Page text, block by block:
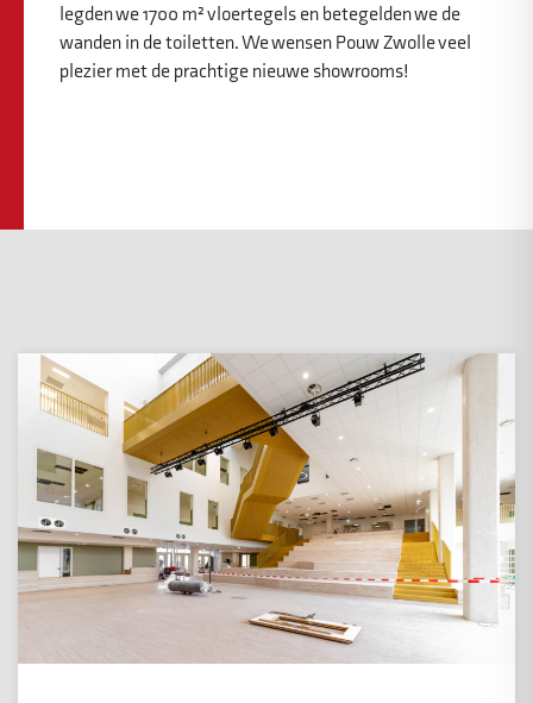
legden we 1700 m² vloertegels en betegelden we de
wanden in de toiletten. We wensen Pouw Zwolle veel
plezier met de prachtige nieuwe showrooms!